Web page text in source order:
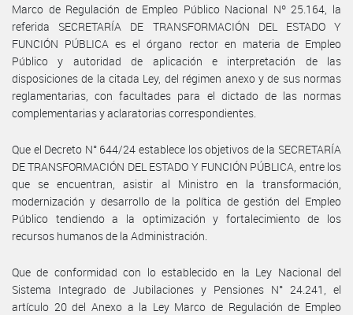
Marco de Regulación de Empleo Público Nacional Nº 25.164, la
referida SECRETARÍA DE TRANSFORMACIÓN DEL ESTADO Y
FUNCIÓN PÚBLICA es el órgano rector en materia de Empleo
Público y autoridad de aplicación e interpretación de las
disposiciones de la citada Ley, del régimen anexo y de sus normas
reglamentarias, con facultades para el dictado de las normas
complementarias y aclaratorias correspondientes.
Que el Decreto N° 644/24 establece los objetivos de la SECRETARÍA
DE TRANSFORMACIÓN DEL ESTADO Y FUNCIÓN PÚBLICA, entre los
que se encuentran, asistir al Ministro en la transformación,
modernización y desarrollo de la política de gestión del Empleo
Público tendiendo a la optimización y fortalecimiento de los
recursos humanos de la Administración.
Que de conformidad con lo establecido en la Ley Nacional del
Sistema Integrado de Jubilaciones y Pensiones N° 24.241, el
artículo 20 del Anexo a la Ley Marco de Regulación de Empleo